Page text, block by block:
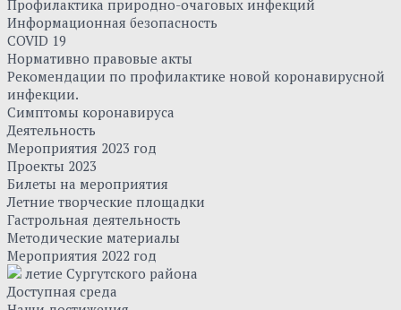
Профилактика природно-очаговых инфекций
Информационная безопасность
COVID 19
Нормативно правовые акты
Рекомендации по профилактике новой коронавирусной
инфекции.
Симптомы коронавируса
Деятельность
Мероприятия 2023 год
Проекты 2023
Билеты на мероприятия
Летние творческие площадки
Гастрольная деятельность
Методические материалы
Мероприятия 2022 год
летие Сургутского района
Доступная среда